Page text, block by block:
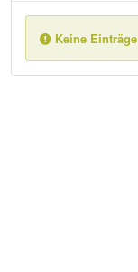
Keine Einträge